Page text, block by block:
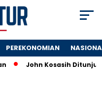
PEREKONOMIAN
John Kosasih Ditunjuk Wakil